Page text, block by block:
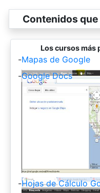
Contenidos
Los cursos más
-Mapas de Google
-Google Docs
-Hojas de Cálculo